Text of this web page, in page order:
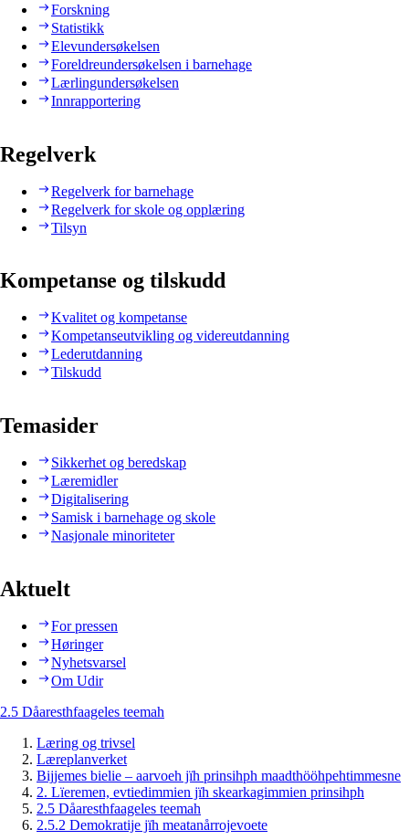
Forskning
Statistikk
Elevundersøkelsen
Foreldreundersøkelsen i barnehage
Lærlingundersøkelsen
Innrapportering
Regelverk
Regelverk for barnehage
Regelverk for skole og opplæring
Tilsyn
Kompetanse og tilskudd
Kvalitet og kompetanse
Kompetanseutvikling og videreutdanning
Lederutdanning
Tilskudd
Temasider
Sikkerhet og beredskap
Læremidler
Digitalisering
Samisk i barnehage og skole
Nasjonale minoriteter
Aktuelt
For pressen
Høringer
Nyhetsvarsel
Om Udir
2.5 Dåaresthfaageles teemah
Læring og trivsel
Læreplanverket
Bijjemes bielie – aarvoeh jïh prinsihph maadthööhpehtimmesne
2. Lïeremen, evtiedimmien jïh skearkagimmien prinsihph
2.5 Dåaresthfaageles teemah
2.5.2 Demokratije jïh meatanårrojevoete